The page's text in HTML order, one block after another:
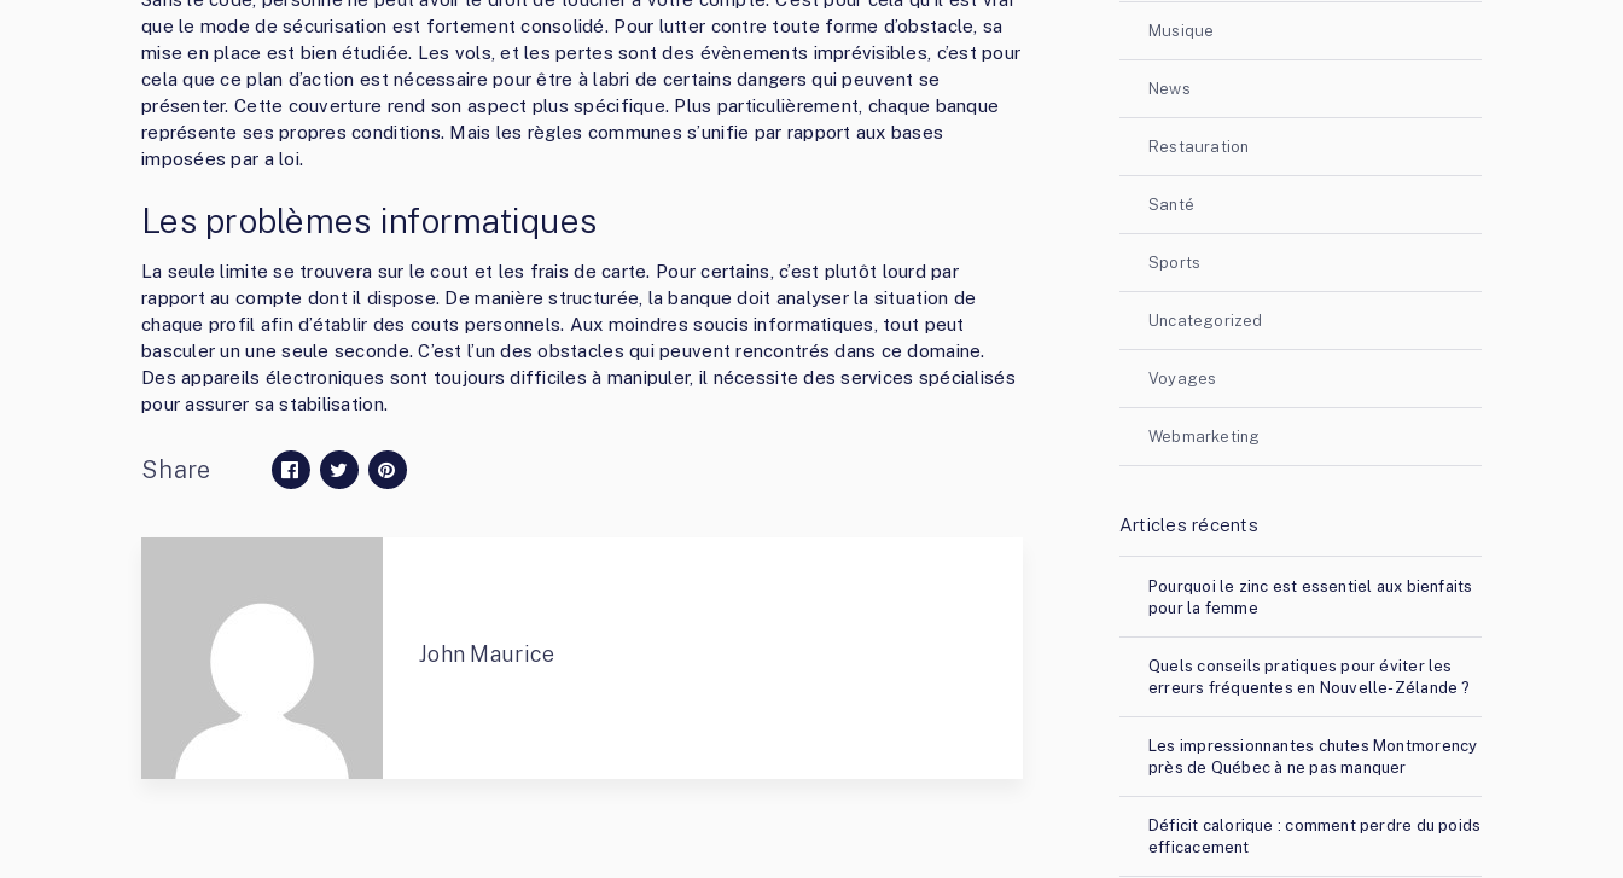
que le mode de sécurisation est fortement consolidé. Pour lutter contre toute forme d’obstacle, sa
mise en place est bien étudiée. Les vols, et les pertes sont des évènements imprévisibles, c’est pour
cela que ce plan d’action est nécessaire pour être à labri de certains dangers qui peuvent se
présenter. Cette couverture rend son aspect plus spécifique. Plus particulièrement, chaque banque
représente ses propres conditions. Mais les règles communes s’unifie par rapport aux bases
imposées par a loi.
Les problèmes informatiques
La seule limite se trouvera sur le cout et les frais de carte. Pour certains, c’est plutôt lourd par
rapport au compte dont il dispose. De manière structurée, la banque doit analyser la situation de
chaque profil afin d’établir des couts personnels. Aux moindres soucis informatiques, tout peut
basculer un une seule seconde. C’est l’un des obstacles qui peuvent rencontrés dans ce domaine.
Des appareils électroniques sont toujours difficiles à manipuler, il nécessite des services spécialisés
pour assurer sa stabilisation.
Share
John Maurice
Musique
News
Restauration
Santé
Sports
Uncategorized
Voyages
Webmarketing
Articles récents
Pourquoi le zinc est essentiel aux bienfaits
pour la femme
Quels conseils pratiques pour éviter les
erreurs fréquentes en Nouvelle-Zélande ?
Les impressionnantes chutes Montmorency
près de Québec à ne pas manquer
Déficit calorique : comment perdre du poids
efficacement